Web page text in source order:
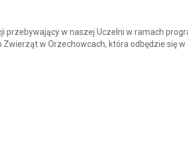
przebywający w naszej Uczelni w ramach
w Orzechowcach, która odbędzie się w